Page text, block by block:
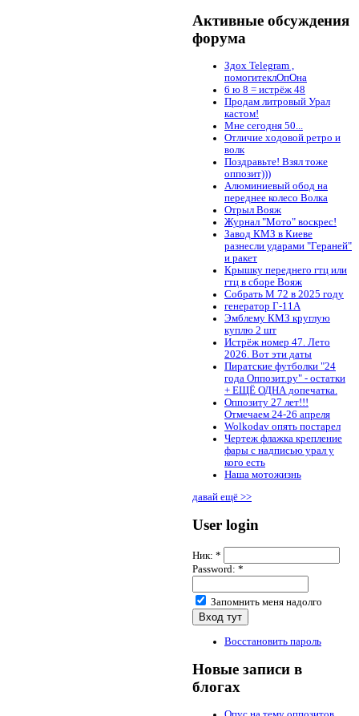
Активные обсуждения
форума
Здох Telegram ,
помогитеклОпОна
6 ю 8 = истрёж 48
Продам литровый Урал
кастом!
Мне сегодня 50...
Отличие ходовой ретро и
волк
Поздравьте! Взял тоже
оппозит)))
Алюминиевый обод на
переднее колесо Волка
Отрыл Вояж
Журнал "Мото" воскрес!
Завод КМЗ в Киеве
разнесли ударами "Гераней"
и ракет
Крышку переднего гтц или
гтц в сборе Вояж
Собрать М 72 в 2025 году
генератор Г-11А
Эмблему КМЗ круглую
куплю 2 шт
Истрёж номер 47. Лето
2026. Вот эти даты
Пиратские футболки "24
года Оппозит.ру" - остатки
+ ЕЩЁ ОДНА допечатка.
Оппозиту 27 лет!!!
Отмечаем 24-26 апреля
Wolkodav опять постарел
Чертеж флажка крепление
фары с надписью урал у
кого есть
Наша мотожизнь
давай ещё >>
User login
Ник: *
Password: *
Запомнить меня надолго
Восстановить пароль
Новые записи в
блогах